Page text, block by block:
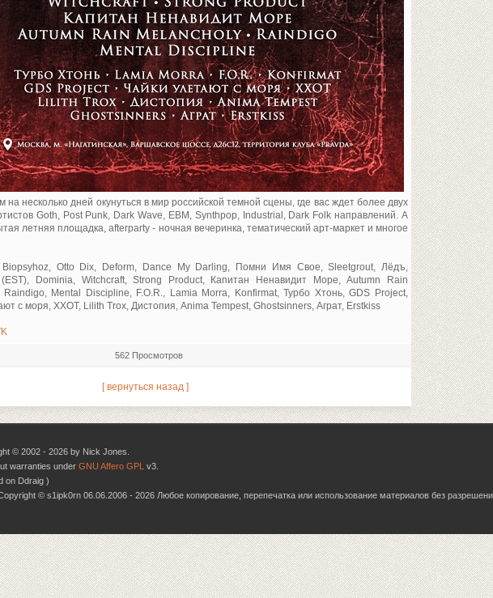
на несколько дней окунуться в мир российской темной сцены, где вас ждет более двух
Goth, Post Punk, Dark Wave, EBM, Synthpop, Industrial, Dark Folk направлений. А
летняя площадка, afterparty - ночная вечеринка, тематический арт-маркет и многое
Biopsyhoz, Otto Dix, Deform, Dance My Darling, Помни Имя Свое, Sleetgrout, Лёдъ,
Dominia, Witchcraft, Strong Product, Капитан Ненавидит Море, Autumn Rain
Raindigo, Mental Discipline, F.O.R., Lamia Morra, Konfirmat, Турбо Хтонь, GDS Project,
с моря, XXOT, Lilith Trox, Дистопия, Anima Tempest, Ghostsinners, Аграт, Erstkiss
562 Просмотров
[ вернуться назад ]
© 2002 - 2026 by Nick Jones.
warranties under GNU Affero GPL v3.
on Ddraig )
© s1ipk0rn 06.06.2006 - 2026 Любое копирование, перепечатка или использование материалов без